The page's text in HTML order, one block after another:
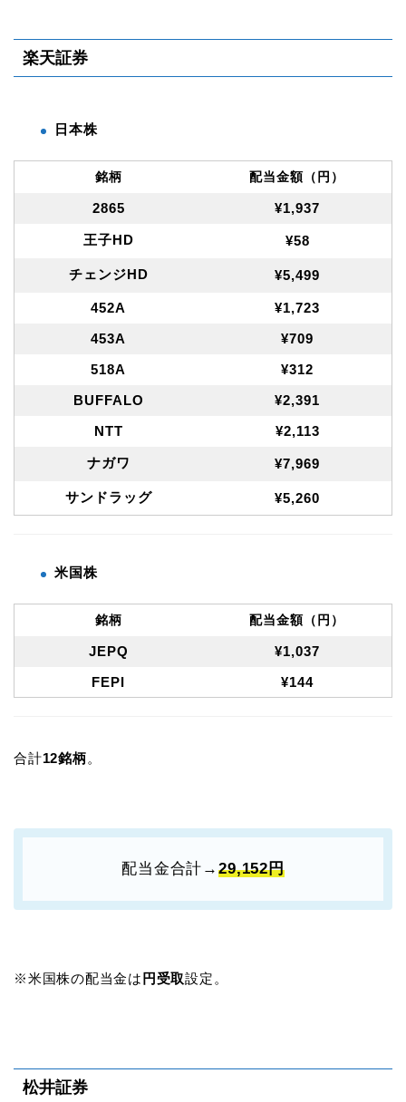
楽天証券
日本株
銘柄 配当金額（円）
2865 ¥1,937
王子HD ¥58
チェンジHD ¥5,499
452A
¥1,723
453A
¥709
518A
¥312
BUFFALO
¥2,391
NTT
¥2,113
ナガワ ¥7,969
サンドラッグ ¥5,260
米国株
銘柄 配当金額（円）
JEPQ
¥1,037
FEPI
¥144
合計12銘柄。
配当金合計→29,152円
※米国株の配当金は 円受取設定。
松井証券